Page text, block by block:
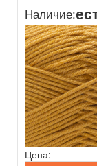
Наличие:
Цена: